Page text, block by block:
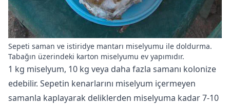
Sepeti saman ve istiridye mantarı miselyumu ile doldurma.
Tabağın üzerindeki karton miselyumu ev yapımıdır.
1 kg miselyum, 10 kg veya daha fazla samanı kolonize
edebilir. Sepetin kenarlarını miselyum içermeyen
samanla kaplayarak deliklerden miselyuma kadar 7-10